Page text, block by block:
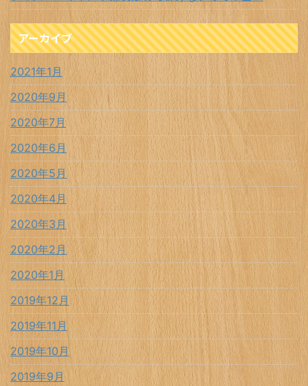
アーカイブ
2021年1月
2020年9月
2020年7月
2020年6月
2020年5月
2020年4月
2020年3月
2020年2月
2020年1月
2019年12月
2019年11月
2019年10月
2019年9月